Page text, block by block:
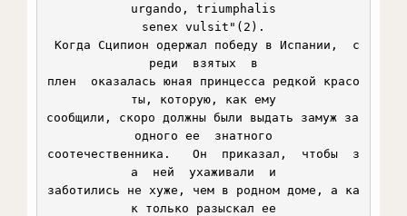
urgando, triumphalis
senex vulsit"(2).
реди  взятых  в
плен  оказалась юная принцесса редкой красо
ты, которую, как ему
сообщили, скоро должны были выдать замуж за
одного ее  знатного
соотечественника.   Он  приказал,  чтобы  з
а  ней  ухаживали  и
заботились не хуже, чем в родном доме, а ка
к только разыскал ее